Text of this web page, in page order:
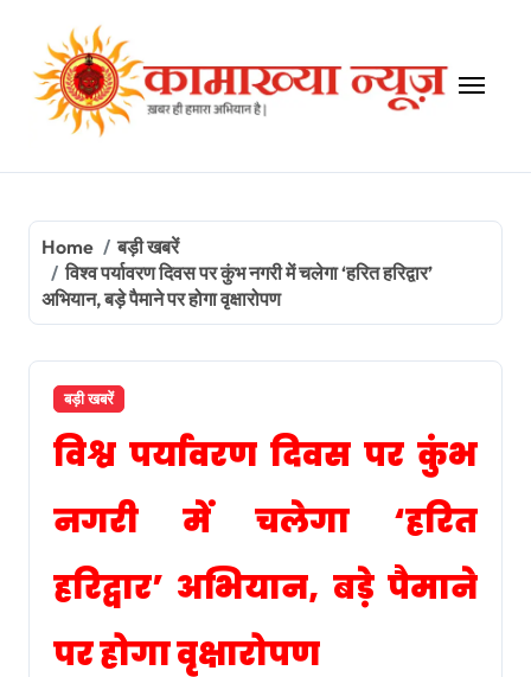
content
Home
बड़ी खबरें
विश्व पर्यावरण दिवस पर कुंभ नगरी में चलेगा ‘हरित हरिद्वार’
अभियान, बड़े पैमाने पर होगा वृक्षारोपण
बड़ी खबरें
विश्व पर्यावरण दिवस पर कुंभ
नगरी में चलेगा ‘हरित
हरिद्वार’ अभियान, बड़े पैमाने
पर होगा वृक्षारोपण